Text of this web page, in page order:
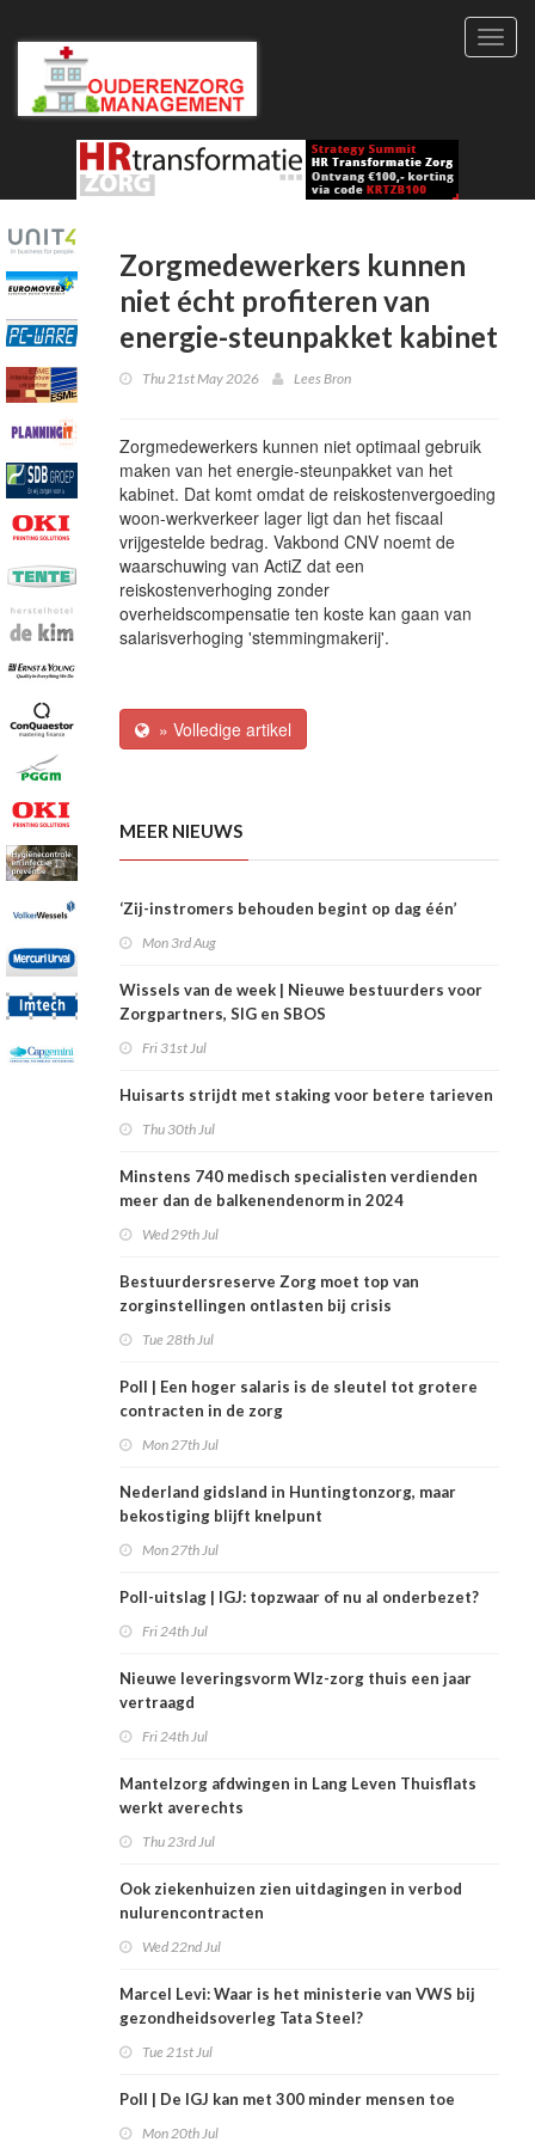
Zorgmedewerkers kunnen
niet écht profiteren van
energie-steunpakket kabinet
Thu 21st May 2026 Lees Bron
Zorgmedewerkers kunnen niet optimaal gebruik
maken van het energie-steunpakket van het
kabinet. Dat komt omdat de reiskostenvergoeding
woon-werkverkeer lager ligt dan het fiscaal
vrijgestelde bedrag. Vakbond CNV noemt de
waarschuwing van ActiZ dat een
reiskostenverhoging zonder
overheidscompensatie ten koste kan gaan van
salarisverhoging 'stemmingmakerij'.
» Volledige artikel
MEER NIEUWS
‘Zij-instromers behouden begint op dag één’
Mon 3rd Aug
Wissels van de week | Nieuwe bestuurders voor
Zorgpartners, SIG en SBOS
Fri 31st Jul
Huisarts strijdt met staking voor betere tarieven
Thu 30th Jul
Minstens 740 medisch specialisten verdienden
meer dan de balkenendenorm in 2024
Wed 29th Jul
Bestuurdersreserve Zorg moet top van
zorginstellingen ontlasten bij crisis
Tue 28th Jul
Poll | Een hoger salaris is de sleutel tot grotere
contracten in de zorg
Mon 27th Jul
Nederland gidsland in Huntingtonzorg, maar
bekostiging blijft knelpunt
Mon 27th Jul
Poll-uitslag | IGJ: topzwaar of nu al onderbezet?
Fri 24th Jul
Nieuwe leveringsvorm Wlz-zorg thuis een jaar
vertraagd
Fri 24th Jul
Mantelzorg afdwingen in Lang Leven Thuisflats
werkt averechts
Thu 23rd Jul
Ook ziekenhuizen zien uitdagingen in verbod
nulurencontracten
Wed 22nd Jul
Marcel Levi: Waar is het ministerie van VWS bij
gezondheidsoverleg Tata Steel?
Tue 21st Jul
Poll | De IGJ kan met 300 minder mensen toe
Mon 20th Jul